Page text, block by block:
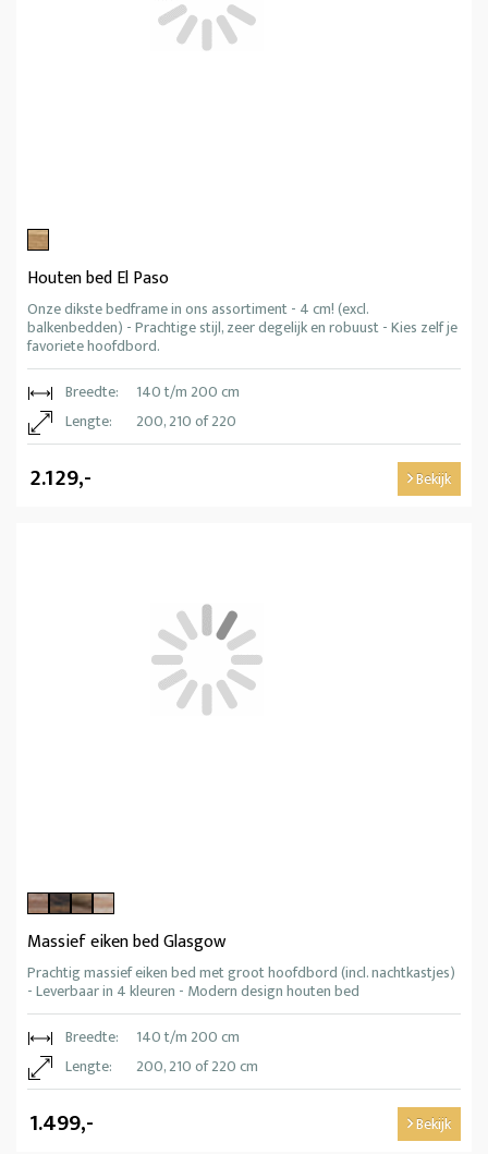
Houten bed El Paso
Onze dikste bedframe in ons assortiment - 4 cm! (excl.
balkenbedden) - Prachtige stijl, zeer degelijk en robuust - Kies zelf je
favoriete hoofdbord.
Breedte:
140 t/m 200 cm
Lengte:
200, 210 of 220
2.129,- Bekijk
Massief eiken bed Glasgow
Prachtig massief eiken bed met groot hoofdbord (incl. nachtkastjes)
- Leverbaar in 4 kleuren - Modern design houten bed
Breedte:
140 t/m 200 cm
Lengte:
200, 210 of 220 cm
1.499,- Bekijk